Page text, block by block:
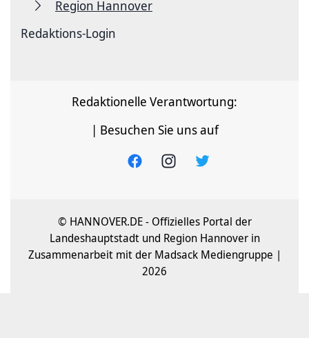
Region Hannover
Redaktions-Login
Redaktionelle Verantwortung:
| Besuchen Sie uns auf
© HANNOVER.DE - Offizielles Portal der
Landeshauptstadt und Region Hannover in
Zusammenarbeit mit der Madsack Mediengruppe |
2026